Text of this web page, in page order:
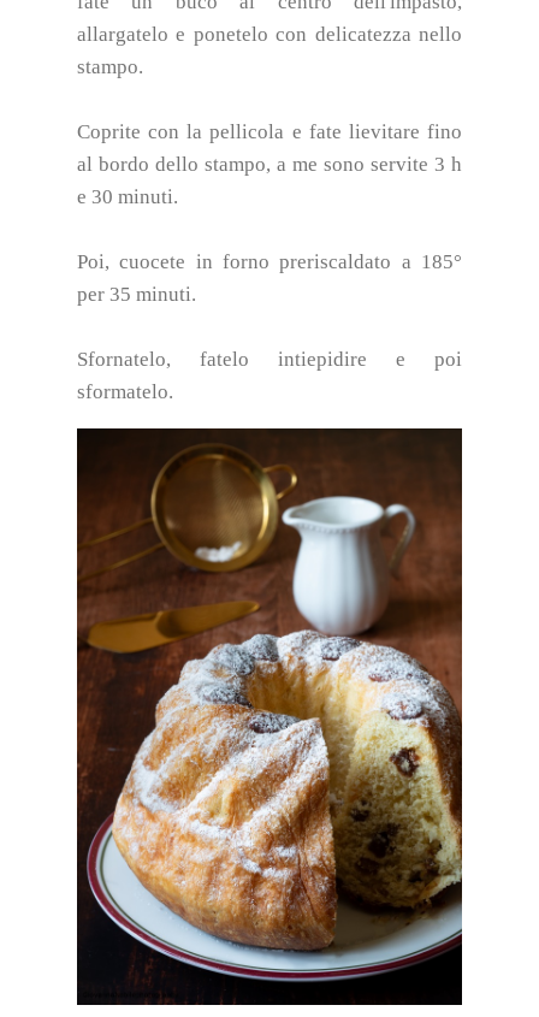
allargatelo e ponetelo con delicatezza nello
stampo.
Coprite con la pellicola e fate lievitare fino
al bordo dello stampo, a me sono servite 3 h
e 30 minuti.
Poi, cuocete in forno preriscaldato a 185°
per 35 minuti.
Sfornatelo, fatelo intiepidire e poi
sformatelo.